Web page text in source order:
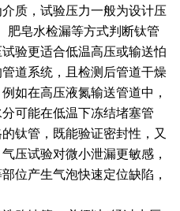
质，试验压力一般为设计压
肥皂水检漏等方式判断钛管
验更适合低温高压或输送怕
道系统，且检测后管道干燥
如在高压液氮输送管道中，
可能在低温下冻结堵塞管
钛管，既能验证密封性，又
压试验对微小泄漏更敏感，
位产生气泡快速定位缺陷，